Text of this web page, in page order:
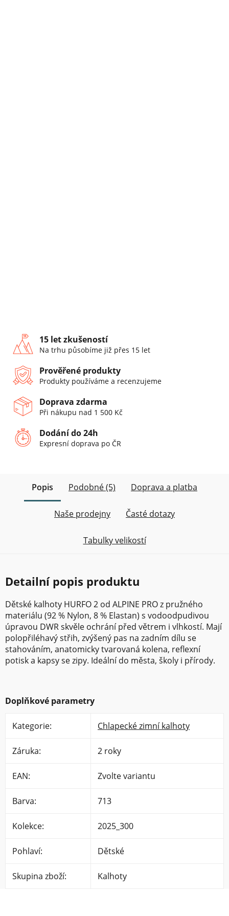
15 let zkušeností
Na trhu působíme již přes 15 let
Prověřené produkty
Produkty používáme a recenzujeme
Doprava zdarma
Při nákupu nad 1 500 Kč
Dodání do 24h
Expresní doprava po ČR
Popis Podobné (5) Doprava a platba
Naše prodejny Časté dotazy
Tabulky velikostí
Detailní popis produktu
Dětské kalhoty HURFO 2 od ALPINE PRO z pružného
materiálu (92 % Nylon, 8 % Elastan) s vodoodpudivou
úpravou DWR skvěle ochrání před větrem i vlhkostí. Mají
polopřiléhavý střih, zvýšený pas na zadním dílu se
stahováním, anatomicky tvarovaná kolena, reflexní
potisk a kapsy se zipy. Ideální do města, školy i přírody.
Doplňkové parametry
Kategorie: Chlapecké zimní kalhoty
Záruka: 2 roky
EAN: Zvolte variantu
Barva: 713
Kolekce: 2025_300
Pohlaví: Dětské
Skupina zboží: Kalhoty